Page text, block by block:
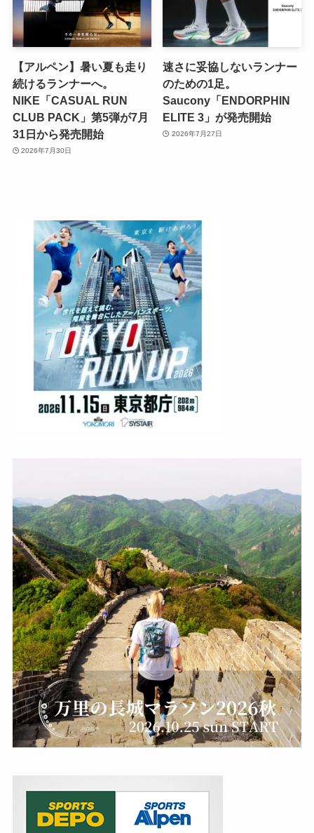
【アルペン】暑い夏も走り
続けるランナーへ。
NIKE「CASUAL RUN
CLUB PACK」第5弾が7月
31日から発売開始
2026年7月30日
速さに妥協しないランナー
のための1足。
Saucony「ENDORPHIN
ELITE 3」が発売開始
2026年7月27日